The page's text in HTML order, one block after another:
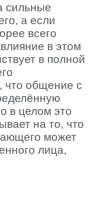
сильные
а если
всего
в этом
в полной
что общение с
в целом это
на то, что
может
лица,